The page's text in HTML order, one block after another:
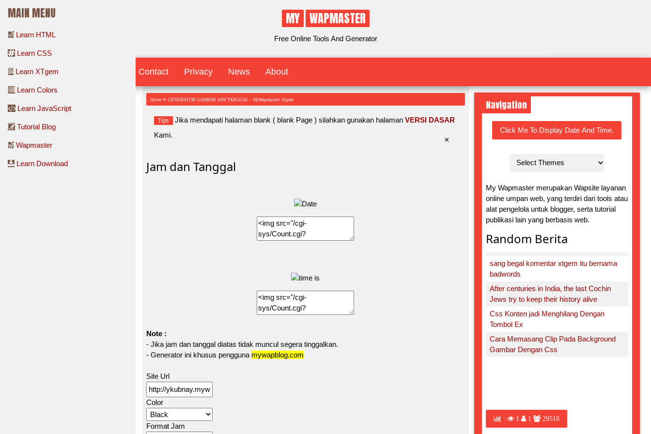
MY WAPMASTER
Free Online Tools And Generator
Contact Contact Privacy News About
MAIN MENU
Learn HTML
Learn CSS
Learn XTgem
Learn Colors
Learn JavaScript
Tutorial Blog
Wapmaster
Learn Download
Home » GENERATOR GAMBAR JAM TANGGAL - MyWapmaster Xtgem
Tips Jika mendapati halaman blank ( blank Page ) silahkan gunakan halaman VERSI DASAR
Kami.
×
Jam dan Tanggal
Note :
- Jika jam dan tanggal diatas tidak muncul segera tinggalkan.
- Generator ini khusus pengguna mywapblog.com
Site Url
Color
Format Jam
Navigation
Click Me To Display Date And Time.
My Wapmaster merupakan Wapsite layanan
online umpan web, yang terdiri dari tools atau
alat pengelola untuk blogger, serta tutorial
publikasi lain yang berbasis web.
Random Berita
sang begal komentar xtgem itu bernama
badwords
After centuries in India, the last Cochin
Jews try to keep their history alive
Css Konten jadi Menghilang Dengan
Tombol Ex
Cara Memasang Clip Pada Background
Gambar Dengan Css
: 1 1 29518